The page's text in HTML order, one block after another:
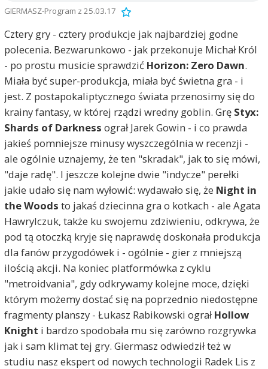
GIERMASZ-Program z 25.03.17
Cztery gry - cztery produkcje jak najbardziej godne
polecenia. Bezwarunkowo - jak przekonuje Michał Król
- po prostu musicie sprawdzić Horizon: Zero Dawn.
Miała być super-produkcja, miała być świetna gra - i
jest. Z postapokaliptycznego świata przenosimy się do
krainy fantasy, w której rządzi wredny goblin. Grę Styx:
Shards of Darkness ograł Jarek Gowin - i co prawda
jakieś pomniejsze minusy wyszczególnia w recenzji -
ale ogólnie uznajemy, że ten "skradak", jak to się mówi,
"daje radę". I jeszcze kolejne dwie "indycze" perełki
jakie udało się nam wyłowić: wydawało się, że Night in
the Woods to jakaś dziecinna gra o kotkach - ale Agata
Hawrylczuk, także ku swojemu zdziwieniu, odkrywa, że
pod tą otoczką kryje się naprawdę doskonała produkcja
dla fanów przygodówek i - ogólnie - gier z mniejszą
ilością akcji. Na koniec platformówka z cyklu
"metroidvania", gdy odkrywamy kolejne moce, dzięki
którym możemy dostać się na poprzednio niedostępne
fragmenty planszy - Łukasz Rabikowski ograł Hollow
Knight i bardzo spodobała mu się zarówno rozgrywka
jak i sam klimat tej gry. Giermasz odwiedził też w
studiu nasz ekspert od nowych technologii Radek Lis z